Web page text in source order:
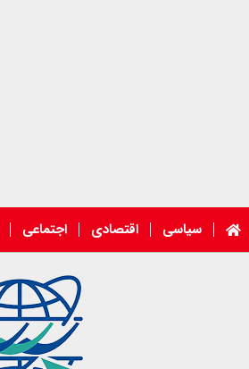
سیاسی اقتصادی اجتماعی